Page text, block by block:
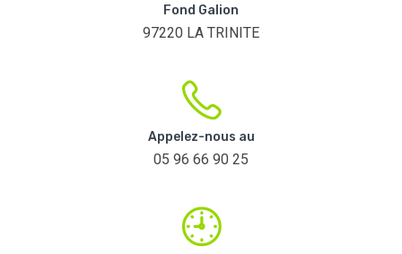
Fond Galion
97220 LA TRINITE
Appelez-nous au
05 96 66 90 25